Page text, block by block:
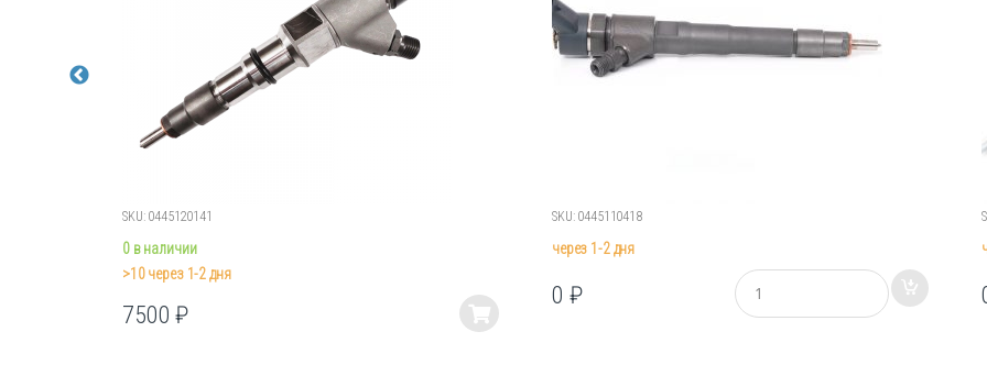
SKU: 0445120141
0 в наличии
>10 через 1-2 дня
7500₽
Этот
SKU: 0445110418
через 1-2 дня
0 ₽
К
о